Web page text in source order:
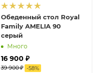
Обеденный стол Royal
Family AMELIA 90
серый
Много
16 900 ₽
39 900 ₽ -58%